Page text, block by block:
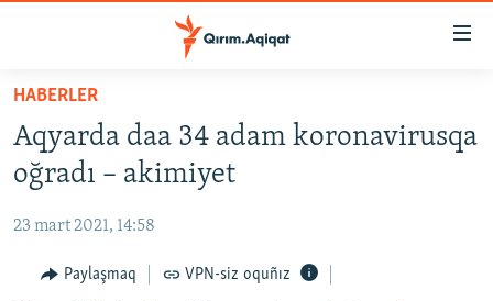
Esas
qaytmaq
Baş
navigatsiyağa
qaytmaq
qaytmaq
HABERLER
SİYASET
İQTİSADİYAT
CEMİYET
MEDENİYET
HABERLER
Aqyarda daa 34 adam koronavirusqa
oğradı – akimiyet
23 mart 2021, 14:58
Paylaşmaq VPN-siz oquñız